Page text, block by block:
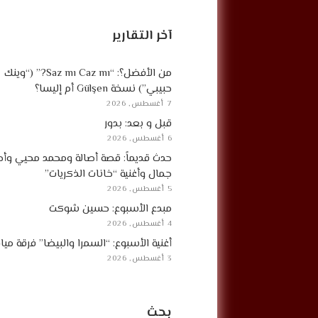
آخر التقارير
من الأفضل؟: “Saz mı Caz mı?” (“وينك
حبيبي”) نسخة Gülşen أم إليسا؟
7 أغسطس, 2026
قبل و بعد: بدور
6 أغسطس, 2026
حدث قديماً: قصة أصالة ومحمد محيي
جمال وأغنية “خانات الذكريات”
5 أغسطس, 2026
مبدع الأسبوع: حسين شوكت
4 أغسطس, 2026
أغنية الأسبوع: “السمرا والبيضا” فرقة
3 أغسطس, 2026
بحث